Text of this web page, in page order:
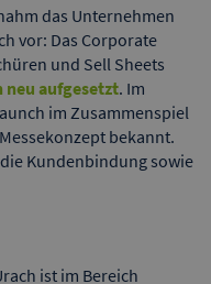
das Unternehmen
vor: Das Corporate
und Sell Sheets
neu aufgesetzt. Im
im Zusammenspiel
bekannt.
Kundenbindung sowie
ist im Bereich